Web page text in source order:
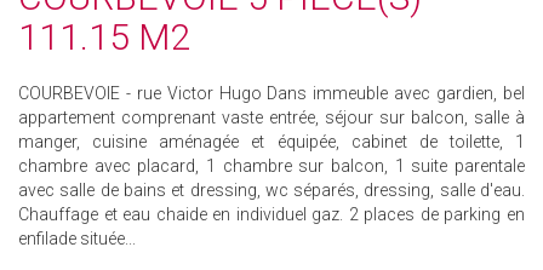
111.15 M2
COURBEVOIE - rue Victor Hugo Dans immeuble avec gardien, bel
appartement comprenant vaste entrée, séjour sur balcon, salle à
manger, cuisine aménagée et équipée, cabinet de toilette, 1
chambre avec placard, 1 chambre sur balcon, 1 suite parentale
avec salle de bains et dressing, wc séparés, dressing, salle d'eau.
Chauffage et eau chaide en individuel gaz. 2 places de parking en
enfilade située...